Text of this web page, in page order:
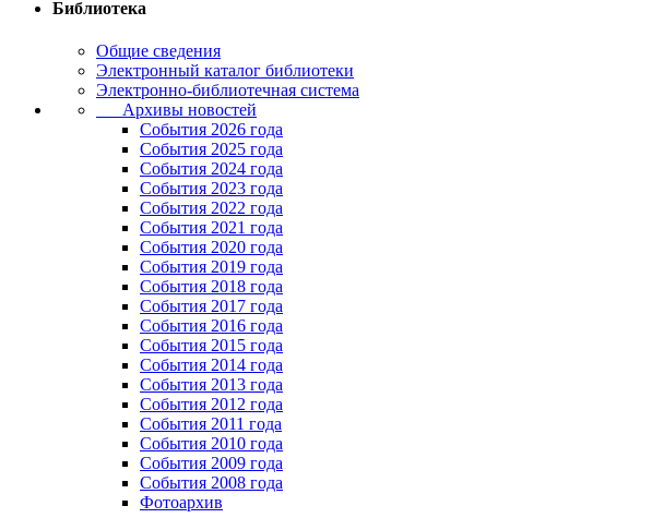
Библиотека
Общие сведения
Электронный каталог библиотеки
Электронно-библиотечная система
Архивы новостей
Cобытия 2026 года
События 2025 года
События 2024 года
События 2023 года
Cобытия 2022 года
Cобытия 2021 года
События 2020 года
События 2019 года
События 2018 года
События 2017 года
События 2016 года
События 2015 года
События 2014 года
События 2013 года
События 2012 года
События 2011 года
События 2010 года
События 2009 года
События 2008 года
Фотоархив